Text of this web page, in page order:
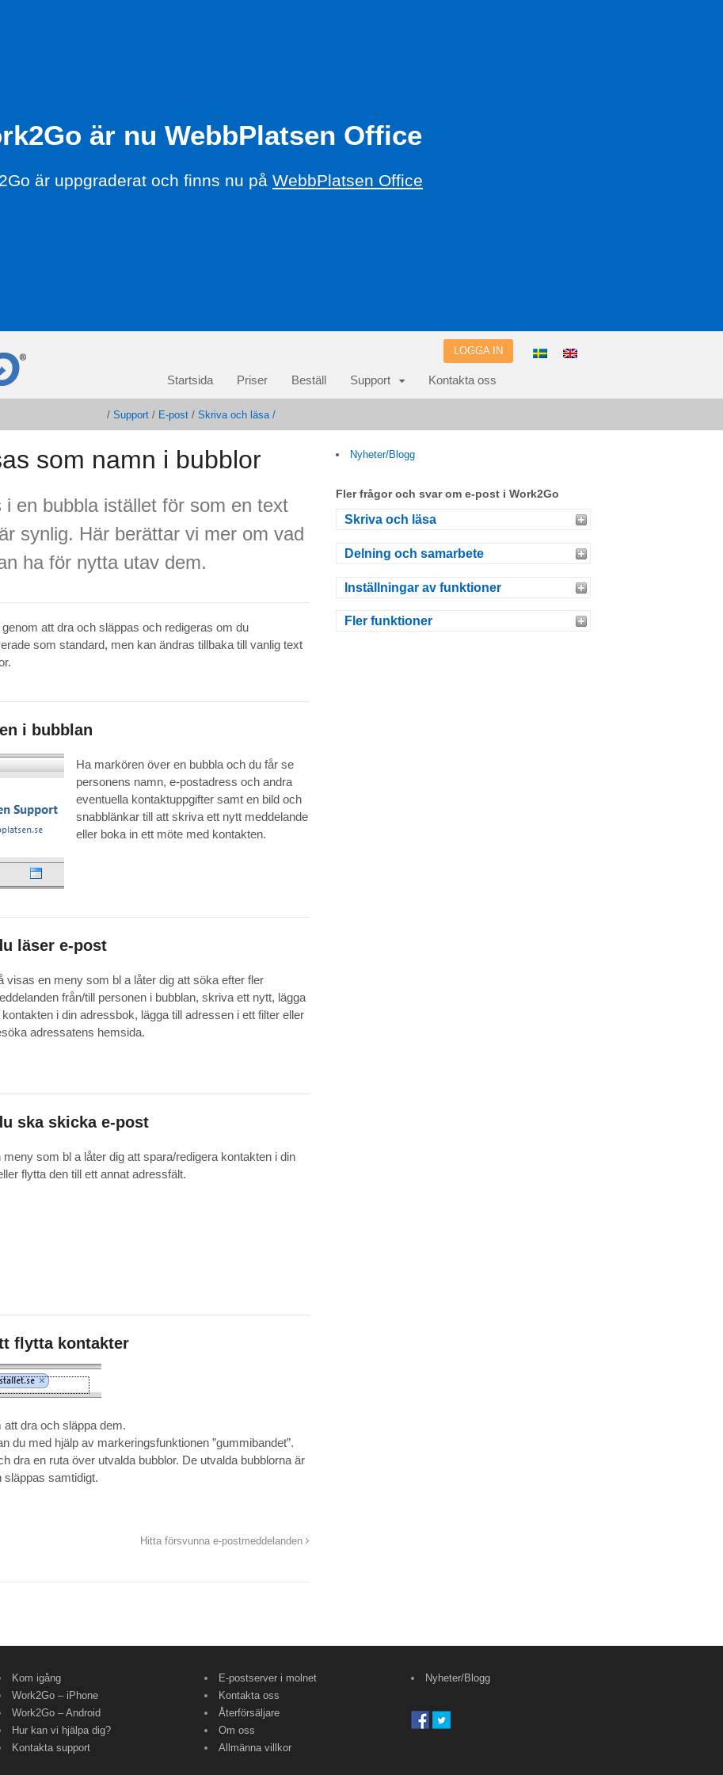
är nu WebbPlatsen Office
är uppgraderat och finns nu på WebbPlatsen Office
LOGGA IN
Startsida Priser Beställ Support Kontakta oss
/ Support/ E-post/ Skriva och läsa /
som namn i bubblor
en bubbla istället för som en text
synlig. Här berättar vi mer om vad
ha för nytta utav dem.
att dra och släppas och redigeras om du
som standard, men kan ändras tillbaka till vanlig text
i bubblan
Ha markören över en bubbla och du får se
personens namn, e-postadress och andra
eventuella kontaktuppgifter samt en bild och
snabblänkar till att skriva ett nytt meddelande
eller boka in ett möte med kontakten.
läser e-post
visas en meny som bl a låter dig att söka efter fler
från/till personen i bubblan, skriva ett nytt, lägga
kontakten i din adressbok, lägga till adressen i ett filter eller
adressatens hemsida.
ska skicka e-post
meny som bl a låter dig att spara/redigera kontakten i din
flytta den till ett annat adressfält.
flytta kontakter
att dra och släppa dem.
du med hjälp av markeringsfunktionen ”gummibandet”.
dra en ruta över utvalda bubblor. De utvalda bubblorna är
släppas samtidigt.
Hitta försvunna e-postmeddelanden
Nyheter/Blogg
Fler frågor och svar om e-post i Work2Go
Skriva och läsa
Delning och samarbete
Inställningar av funktioner
Fler funktioner
Kom igång
Work2Go – iPhone
Work2Go – Android
Hur kan vi hjälpa dig?
Kontakta support
E-postserver i molnet
Kontakta oss
Återförsäljare
Om oss
Allmänna villkor
Nyheter/Blogg